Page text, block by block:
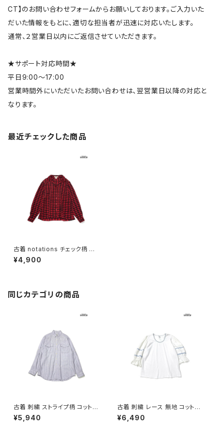
CT】のお問い合わせフォームからお願いしております。ご入力いた
だいた情報をもとに、適切な担当者が迅速に対応いたします。
通常、２営業日以内にご返信させていただきます。
★サポート対応時間★
平日9:00～17:00
営業時間外にいただいたお問い合わせは、翌営業日以降の対応と
なります。
最近チェックした商品
古着 notations チェック柄 長
袖 シャツ 赤 (ttu2510205)
¥4,900
同じカテゴリの商品
古着 刺繍 ストライプ柄 コットン
100％ 長袖 シャツ パステル 紫
(ttu2603112)
¥5,940
古着 刺繍 レース 無地 コットン
七分袖 ブラウス 白 (ttu26060
27)
¥6,490